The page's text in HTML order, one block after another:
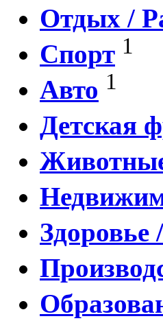
Отдых /
Спорт 1
Авто 1
Детская
Здоровье